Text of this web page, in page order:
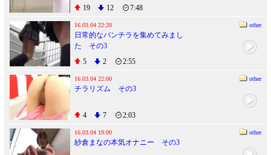
19
12 7:48
16.03.04 22:20 other
日常的なパンチラを集めてみまし
た その3
5
2 2:55
16.03.04 22:00 other
チラリズム その3
4 7 2:03
16.03.04 19:00 other
紗倉まなの本気オナニー その3